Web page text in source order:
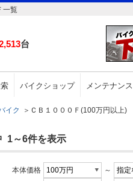
一覧
台
バイクショップ メンテナンス
イク ＞ ＣＢ１０００Ｆ(100万円以上)
1～6件を表示
本体価格
～